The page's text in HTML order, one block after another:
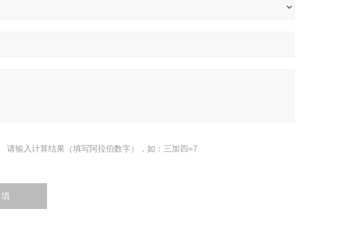
请输入计算结果（填写阿拉伯数字），如：三加四=7